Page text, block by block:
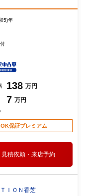
5)年
138 万円
7 万円
OK保証プレミアム
見積依頼・来店予約
ＩＯＮ香芝